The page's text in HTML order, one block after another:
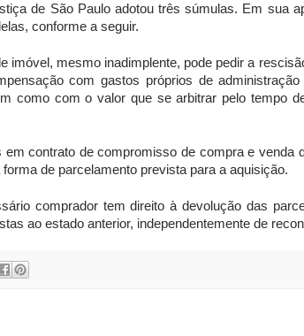
de São Paulo adotou três súmulas. Em sua
conforme a seguir.
imóvel, mesmo inadimplente, pode pedir a
com gastos próprios de administração
como com o valor que se arbitrar pelo tempo
em contrato de compromisso de compra e venda
de parcelamento prevista para a aquisição.
comprador tem direito à devolução das
ao estado anterior, independentemente de